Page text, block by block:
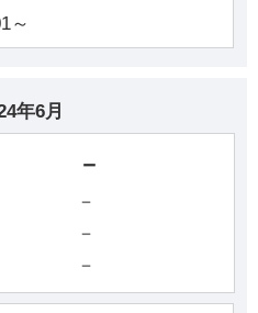
～
年6月
－
－
－
－